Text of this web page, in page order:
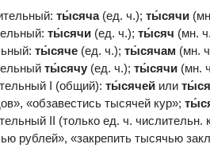
ты́сяча(ед. ч.); ты́сячи
ты́сячи (ед. ч.); ты́сяч (мн.
ты́сяче (ед. ч.); ты́сячам (мн.
ты́сячу (ед. ч.); ты́сячи (мн.
I (общий): ты́сячей или
«обзавестись тысячей кур»;
II (только ед. ч. числительн.
рублей», «закрепить тысячью